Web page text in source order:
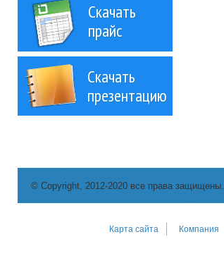
Скачать
прайс
Скачать
презентацию
© Copyright, 2012-2020 все права защищены.
Карта сайта Компания